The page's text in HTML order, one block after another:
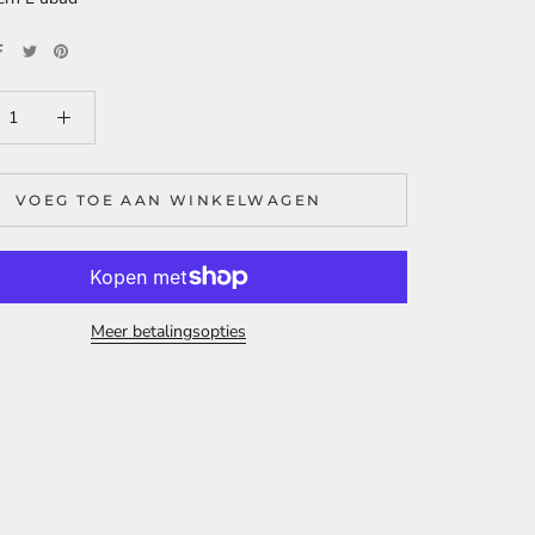
VOEG TOE AAN WINKELWAGEN
Meer betalingsopties